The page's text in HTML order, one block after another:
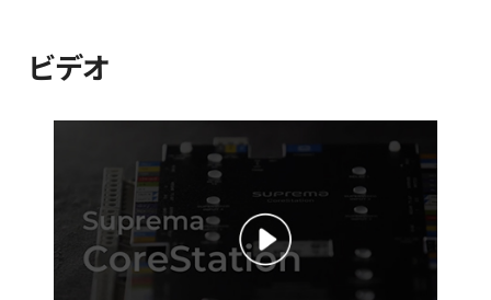
ビデオ